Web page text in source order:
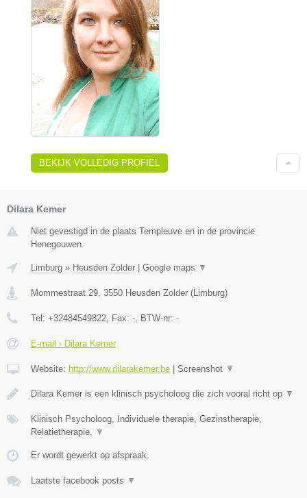
BEKIJK VOLLEDIG PROFIEL
Dilara Kemer
Niet gevestigd in de plaats Templeuve en in de provincie
Henegouwen.
Limburg » Heusden Zolder Google maps ▼
Mommestraat 29, 3550 Heusden Zolder (Limburg)
Tel: +32484549822, Fax: -, BTW-nr: -
E-mail › Dilara Kemer
Website: http://www.dilarakemer.be Screenshot ▼
Dilara Kemer is een klinisch psycholoog die zich vooral richt op ▼
Klinisch Psycholoog, Individuele therapie, Gezinstherapie,
Relatietherapie, ▼
Er wordt gewerkt op afspraak.
Laatste facebook posts ▼